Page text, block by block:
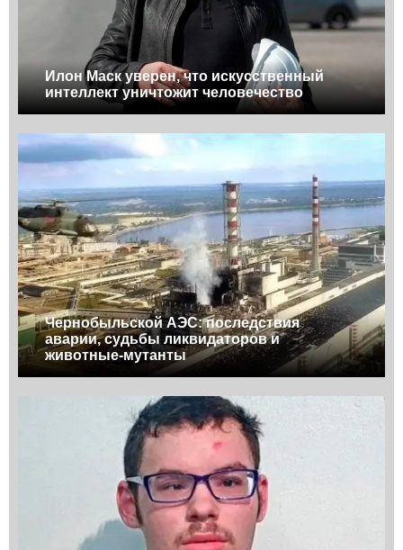
Илон Маск уверен, что искусственный
интеллект уничтожит человечество
Чернобыльской АЭС: последствия
аварии, судьбы ликвидаторов и
животные-мутанты